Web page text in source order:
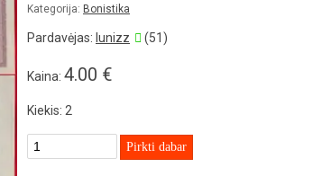
Kategorija: Bonistika
Pardavėjas: lunizz (51)
Kaina: 4.00 €
Kiekis: 2
Pirkti dabar